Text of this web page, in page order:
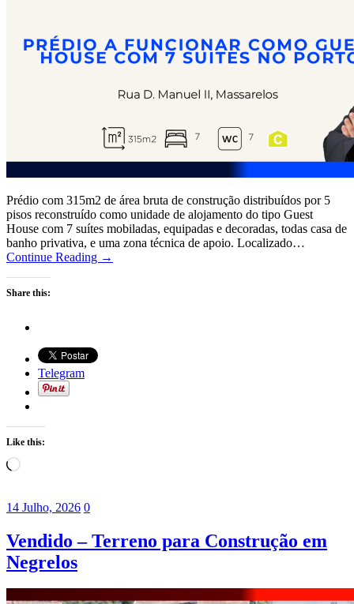
Prédio com 315m2 de área bruta de construção distribuídos por 5
pisos reconstruído como unidade de alojamento do tipo Guest
House com 7 suítes mobiladas, equipadas e decoradas, todas casa de
banho privativa, e uma zona técnica de apoio. Localizado…
Continue Reading →
Share this:
Telegram
Like this:
Loading…
14 Julho, 2026 0
Vendido – Terreno para Construção em
Negrelos